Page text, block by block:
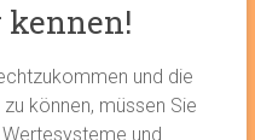
kennen!
und die
können, müssen Sie
und